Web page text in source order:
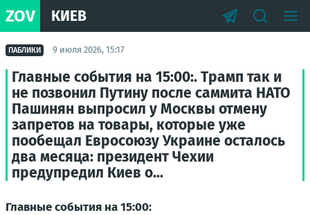
ZOV КИЕВ
ПАБЛИКИ 9 июля 2026, 15:17
Главные события на 15:00:. Трамп так и
не позвонил Путину после саммита НАТО
Пашинян выпросил у Москвы отмену
запретов на товары, которые уже
пообещал Евросоюзу Украине осталось
два месяца: президент Чехии
предупредил Киев о...
Главные события на 15:00: